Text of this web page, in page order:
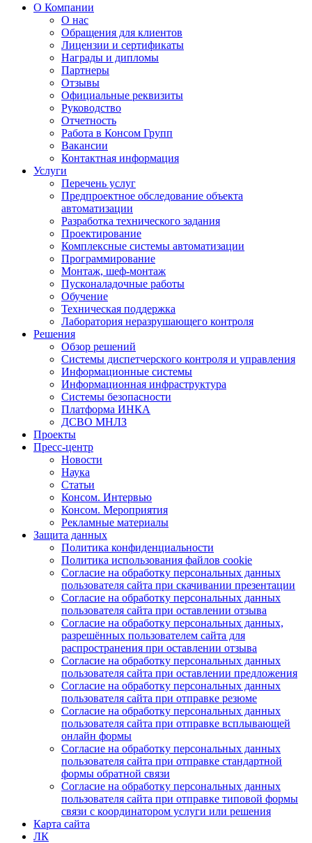
О Компании
О нас
Обращения для клиентов
Лицензии и сертификаты
Награды и дипломы
Партнеры
Отзывы
Официальные реквизиты
Руководство
Отчетность
Работа в Консом Групп
Вакансии
Контактная информация
Услуги
Перечень услуг
Предпроектное обследование объекта
автоматизации
Разработка технического задания
Проектирование
Комплексные системы автоматизации
Программирование
Монтаж, шеф-монтаж
Пусконаладочные работы
Обучение
Техническая поддержка
Лаборатория неразрушающего контроля
Решения
Обзор решений
Системы диспетчерского контроля и управления
Информационные системы
Информационная инфраструктура
Системы безопасности
Платформа ИНКА
ДСВО МНЛЗ
Проекты
Пресс-центр
Новости
Наука
Статьи
Консом. Интервью
Консом. Мероприятия
Рекламные материалы
Защита данных
Политика конфиденциальности
Политика использования файлов cookie
Согласие на обработку персональных данных
пользователя сайта при скачивании презентации
Согласие на обработку персональных данных
пользователя сайта при оставлении отзыва
Согласие на обработку персональных данных,
разрешённых пользователем сайта для
распространения при оставлении отзыва
Согласие на обработку персональных данных
пользователя сайта при оставлении предложения
Согласие на обработку персональных данных
пользователя сайта при отправке резюме
Согласие на обработку персональных данных
пользователя сайта при отправке всплывающей
онлайн формы
Согласие на обработку персональных данных
пользователя сайта при отправке стандартной
формы обратной связи
Согласие на обработку персональных данных
пользователя сайта при отправке типовой формы
связи с координатором услуги или решения
Карта сайта
ЛК